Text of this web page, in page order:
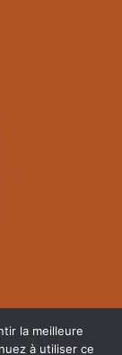
la meilleure
à utiliser ce